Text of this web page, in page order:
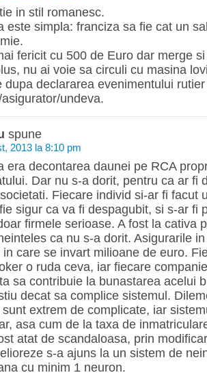
in stil romanesc.
este simpla: franciza sa fie cat un
fericit cu 500 de Euro dar merge
nu ai voie sa circuli cu masina
dupa declararea evenimentului
undeva.
spune
2013 la 8:10 pm
era decontarea daunei pe RCA
Dar nu s-a dorit, pentru ca ar fi
Fiecare individ si-ar fi facut
sigur ca va fi despagubit, si s-ar fi
firmele serioase. A fost la cativa
ca nu s-a dorit. Asigurarile
in care se invart milioane de euro.
o ruda ceva, iar fiecare
sa contribuie la bunastarea acelui
decat sa complice sistemul.
extrem de complicate, iar
asa cum de la taxa de
atat de scandaloasa, prin
s-a ajuns la un sistem de
cu minim 1 neuron.